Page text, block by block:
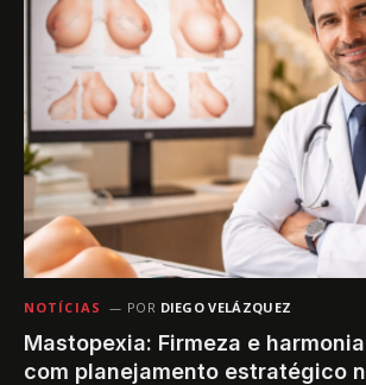
NOTÍCIAS POR DIEGO VELÁZQUEZ
Mastopexia: Firmeza e
com planejamento estratégico